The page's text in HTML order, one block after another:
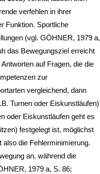
verfehlen in ihrer
Funktion. Sportliche
(vgl. GÖHNER, 1979 a,
das Bewegungsziel erreicht
auf Fragen, die die
zur
vergleichend, dann
Turnen oder Eiskunstläufen)
oder Eiskunstläufen geht es
festgelegt ist, möglichst
die Fehlerminimierung.
an, während die
1979 a, S. 86;